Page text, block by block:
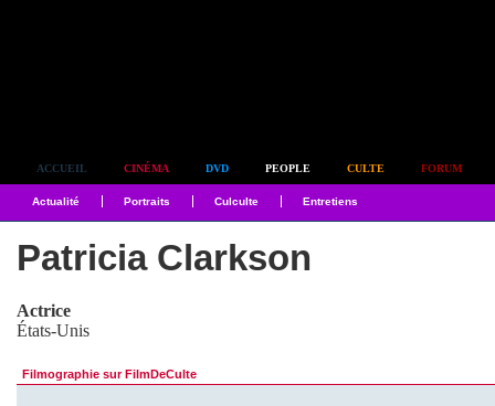
ACCUEIL CINÉMA DVD PEOPLE CULTE FORUM
Actualité Portraits Culculte Entretiens
Patricia Clarkson
Actrice
États-Unis
Filmographie sur FilmDeCulte